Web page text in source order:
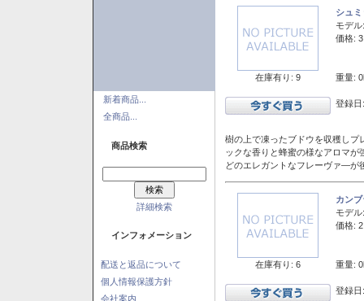
新着商品...
全商品...
商品検索
詳細検索
インフォメーション
配送と返品について
個人情報保護方針
会社案内
在庫有り: 9
シュ
モデル:
価格:
重量:
登録
樹の上で凍ったブドウを収穫しプ
ックな香りと蜂蜜の様なアロマ
どのエレガントなフレーヴァ―が
在庫有り: 6
カン
モデル:
価格:
重量:
登録